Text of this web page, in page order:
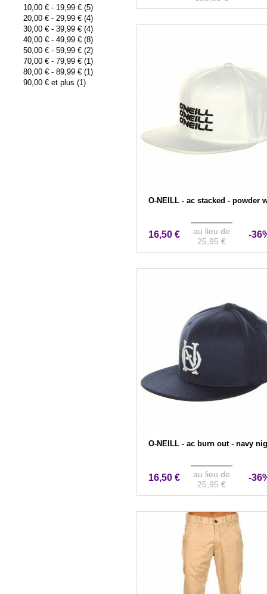
10,00 € - 19,99 € (5)
20,00 € - 29,99 € (4)
30,00 € -39,99 € (4)
40,00 € -49,99 € (8)
50,00 € -59,99 € (2)
70,00 € -79,99 € (1)
80,00 € -89,99 € (1)
90,00 € et plus (1)
O-NEILL - ac stacked - powder
16,50 €
au lieu de
25,95 €
-
O-NEILL - ac burn out - navy
16,50 €
au lieu de
25,95 €
-